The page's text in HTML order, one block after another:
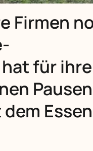
Firmen
für ihre